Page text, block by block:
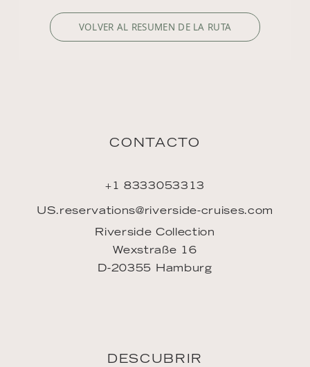
VOLVER AL RESUMEN DE LA RUTA
CONTACTO
+1 8333053313
US.reservations@riverside-cruises.com
Riverside Collection
Wexstraße 16
D-20355 Hamburg
DESCUBRIR